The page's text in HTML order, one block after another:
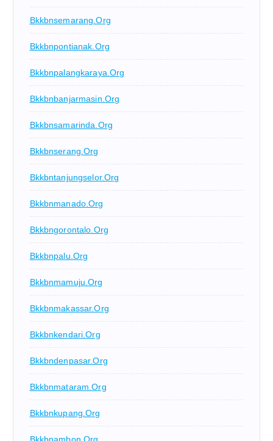
Bkkbnsemarang.org
Bkkbnpontianak.org
Bkkbnpalangkaraya.org
Bkkbnbanjarmasin.org
Bkkbnsamarinda.org
Bkkbnserang.org
Bkkbntanjungselor.org
Bkkbnmanado.org
Bkkbngorontalo.org
Bkkbnpalu.org
Bkkbnmamuju.org
Bkkbnmakassar.org
Bkkbnkendari.org
Bkkbndenpasar.org
Bkkbnmataram.org
Bkkbnkupang.org